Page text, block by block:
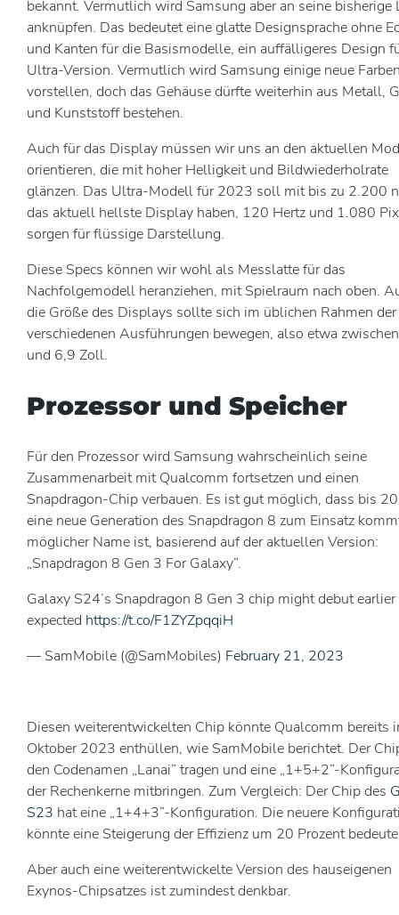
bekannt. Vermutlich wird Samsung aber an seine bisherige
anknüpfen. Das bedeutet eine glatte Designsprache ohne
und Kanten für die Basismodelle, ein auffälligeres Design
Ultra-Version. Vermutlich wird Samsung einige neue
vorstellen, doch das Gehäuse dürfte weiterhin aus Metall,
und Kunststoff bestehen.
Auch für das Display müssen wir uns an den aktuellen
orientieren, die mit hoher Helligkeit und Bildwiederholrate
glänzen. Das Ultra-Modell für 2023 soll mit bis zu 2.200
das aktuell hellste Display haben, 120 Hertz und 1.080
sorgen für flüssige Darstellung.
Diese Specs können wir wohl als Messlatte für das
Nachfolgemodell heranziehen, mit Spielraum nach oben.
die Größe des Displays sollte sich im üblichen Rahmen der
verschiedenen Ausführungen bewegen, also etwa
und 6,9 Zoll.
Prozessor und Speicher
Für den Prozessor wird Samsung wahrscheinlich seine
Zusammenarbeit mit Qualcomm fortsetzen und einen
Snapdragon-Chip verbauen. Es ist gut möglich, dass bis
eine neue Generation des Snapdragon 8 zum Einsatz
möglicher Name ist, basierend auf der aktuellen Version:
„Snapdragon 8 Gen 3 For Galaxy”.
Galaxy S24’s Snapdragon 8 Gen 3 chip might debut
expected https://t.co/F1ZYZpqqiH
— SamMobile (@SamMobiles) February 21, 2023
Diesen weiterentwickelten Chip könnte Qualcomm bereits
Oktober 2023 enthüllen, wie SamMobile berichtet. Der
den Codenamen „Lanai” tragen und eine „1+5+2”-
der Rechenkerne mitbringen. Zum Vergleich: Der Chip des
S23 hat eine „1+4+3”-Konfiguration. Die neuere
könnte eine Steigerung der Effizienz um 20 Prozent
Aber auch eine weiterentwickelte Version des hauseigenen
Exynos-Chipsatzes ist zumindest denkbar.